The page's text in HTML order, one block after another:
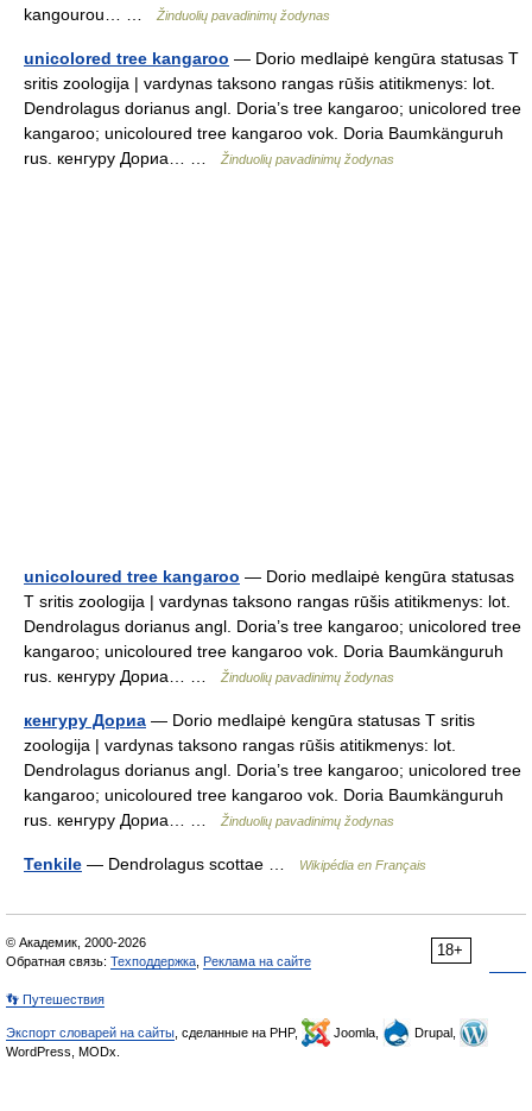
kangourou… …
Žinduolių pavadinimų žodynas
unicolored tree kangaroo — Dorio medlaipė kengūra statusas T
sritis zoologija | vardynas taksono rangas rūšis atitikmenys: lot.
Dendrolagus dorianus angl. Doria’s tree kangaroo; unicolored tree
kangaroo; unicoloured tree kangaroo vok. Doria Baumkänguruh
rus. кенгуру Дориа… …
Žinduolių pavadinimų žodynas
unicoloured tree kangaroo — Dorio medlaipė kengūra statusas
T sritis zoologija | vardynas taksono rangas rūšis atitikmenys: lot.
Dendrolagus dorianus angl. Doria’s tree kangaroo; unicolored tree
kangaroo; unicoloured tree kangaroo vok. Doria Baumkänguruh
rus. кенгуру Дориа… …
Žinduolių pavadinimų žodynas
кенгуру Дориа — Dorio medlaipė kengūra statusas T sritis
zoologija | vardynas taksono rangas rūšis atitikmenys: lot.
Dendrolagus dorianus angl. Doria’s tree kangaroo; unicolored tree
kangaroo; unicoloured tree kangaroo vok. Doria Baumkänguruh
rus. кенгуру Дориа… …
Žinduolių pavadinimų žodynas
Tenkile — Dendrolagus scottae … Wikipédia en Français
18+
© Академик, 2000-2026
Обратная связь: Техподдержка Реклама на сайте
👣 Путешествия
Экспорт словарей на сайты , сделанные на PHP, Joomla,
Drupal,
WordPress, MODx.